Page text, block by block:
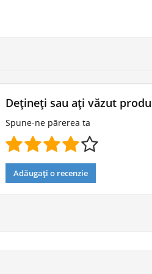
Dețineți sau ați văzut
Spune-ne părerea ta
Adăugați o recenzie